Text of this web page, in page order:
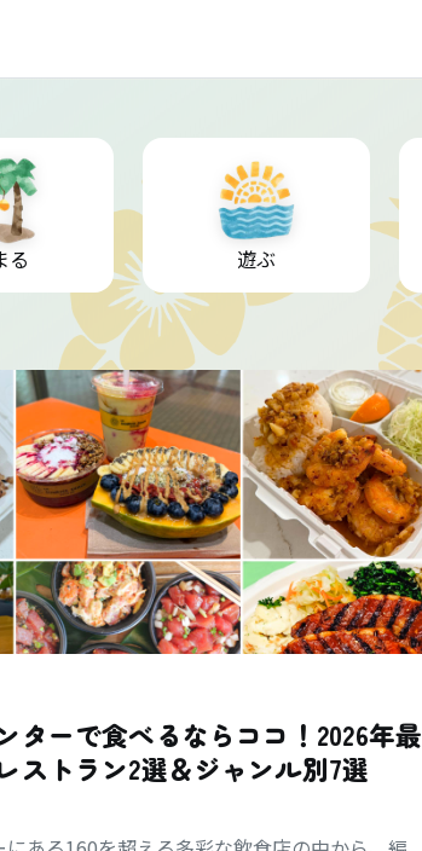
る 遊ぶ
ターで食べるならココ！2026年最
ストラン2選＆ジャンル別7選